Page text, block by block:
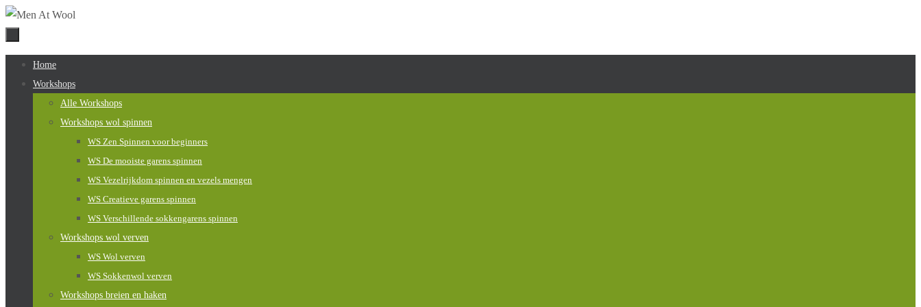
Naar
inhoud
springen
Naar
Home
Workshops
Alle Workshops
Workshops wol spinnen
WS Zen Spinnen voor beginners
WS De mooiste garens spinnen
WS Vezelrijkdom spinnen en vezels mengen
WS Creatieve garens spinnen
WS Verschillende sokkengarens spinnen
Workshops wol verven
WS Wol verven
WS Sokkenwol verven
Workshops breien en haken